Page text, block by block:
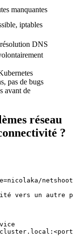
manquantes
iptables
DNS
pas de bugs
avant de
réseau
?
vers un autre